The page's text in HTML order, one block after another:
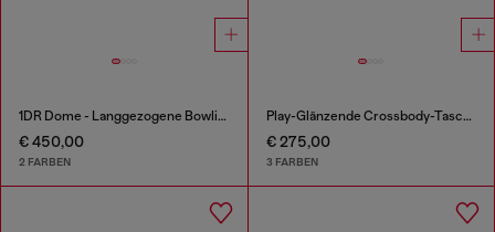
1DR Dome - Langgezogene Bowlingtasche aus Leder
€ 450,00
2 FARBEN
Play-Glänzende Crossbody-Tasche
€ 275,00
3 FARBEN